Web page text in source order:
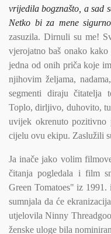
vrijedila bogznašto, a sad
Netko bi za mene
zasuzila. Dirnuli su me!
vjerojatno baš onako
jedna od onih priča koje
njihovim željama,
segmenti diraju čitatelja
Toplo, dirljivo, duhovito,
uvijek okrenuto pozitivno
cijelu ovu ekipu. Zaslužili
Ja inače jako volim
čitanja pogledala i film
Green Tomatoes" iz
sumnjala da će
utjelovila Ninny
ženske uloge bila